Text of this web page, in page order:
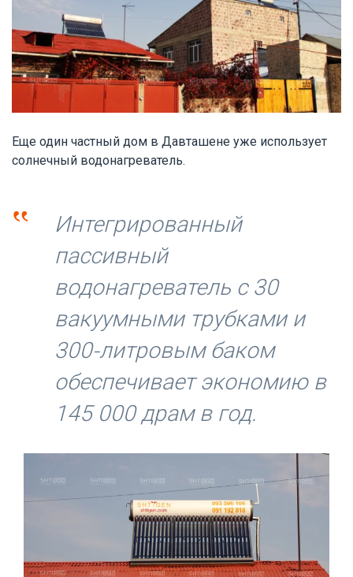
Еще один частный дом в Давташене уже использует
солнечный водонагреватель.
‟
Интегрированный
пассивный
водонагреватель с 30
вакуумными трубками и
300-литровым баком
обеспечивает экономию в
145 000 драм в год.